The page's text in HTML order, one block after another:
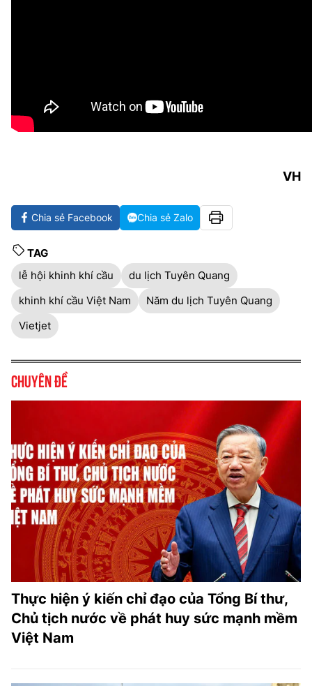
VH
Chia sẻ Facebook Chia sẻ Zalo
TAG
lễ hội khinh khí cầu
du lịch Tuyên Quang
khinh khí cầu Việt Nam
Năm du lịch Tuyên Quang
Vietjet
Chuyên đề
Thực hiện ý kiến chỉ đạo của Tổng Bí thư,
Chủ tịch nước về phát huy sức mạnh mềm
Việt Nam